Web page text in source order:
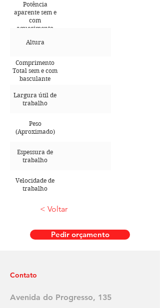
Potência
aparente sem e
com
aquecimento
Altura
Comprimento
Total sem e com
basculante
Largura útil de
trabalho
Peso
(Aproximado)
Espessura de
trabalho
Velocidade de
trabalho
< Voltar
Pedir orçamento
Contato
Avenida do Progresso, 135